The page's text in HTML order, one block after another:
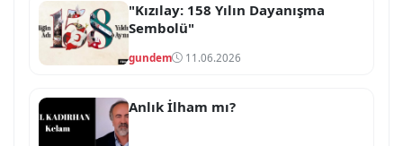
"Kızılay: 158 Yılın Dayanışma
Sembolü"
gundem 11.06.2026
Anlık İlham mı?